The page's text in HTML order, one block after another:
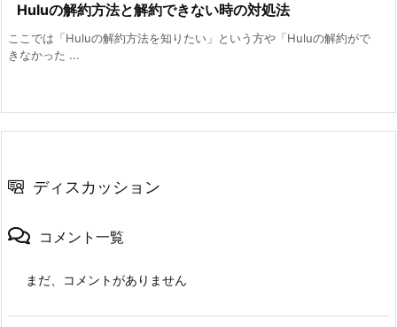
Huluの解約方法と解約できない時の対処法
ここでは「Huluの解約方法を知りたい」という方や「Huluの解約がで
きなかった ...
ディスカッション
コメント一覧
まだ、コメントがありません